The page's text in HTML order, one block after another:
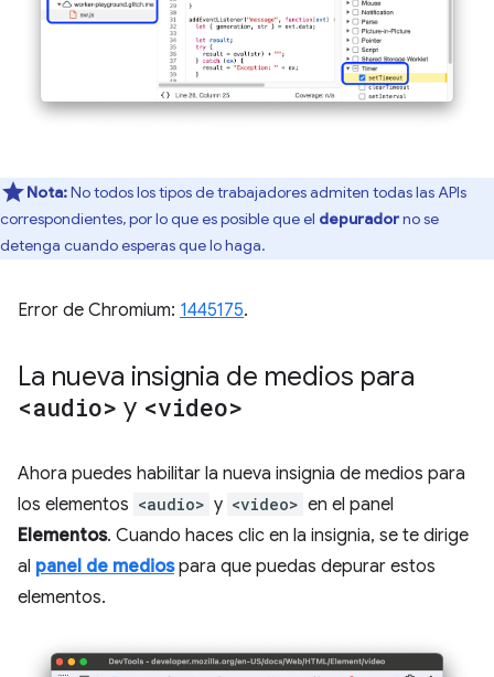
Nota:No todos los tipos de trabajadores admiten todas las APIs
correspondientes, por lo que es posible que el depuradorno se
detenga cuando esperas que lo haga.
Error de Chromium: 1445175.
La nueva insignia de medios para
<audio> y <video>
Ahora puedes habilitar la nueva insignia de medios para
los elementos <audio> y <video> en el panel
Elementos. Cuando haces clic en la insignia, se te dirige
al panel de mediospara que puedas depurar estos
elementos.